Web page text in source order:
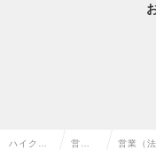
ハイクラ 営業 営業（法